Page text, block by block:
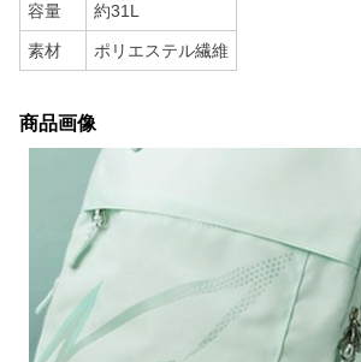
容量 約31L
素材 ポリエステル繊維
商品画像